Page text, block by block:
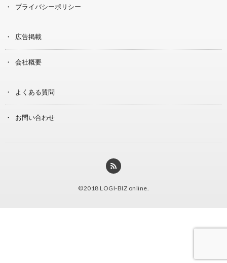
プライバシーポリシー
広告掲載
会社概要
よくある質問
お問い合わせ
©2018 LOGI-BIZ online